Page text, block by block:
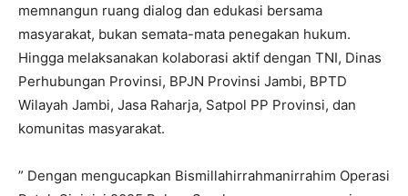
memnangun ruang dialog dan edukasi bersama
masyarakat, bukan semata-mata penegakan hukum.
Hingga melaksanakan kolaborasi aktif dengan TNI, Dinas
Perhubungan Provinsi, BPJN Provinsi Jambi, BPTD
Wilayah Jambi, Jasa Raharja, Satpol PP Provinsi, dan
komunitas masyarakat.
” Dengan mengucapkan Bismillahirrahmanirrahim Operasi